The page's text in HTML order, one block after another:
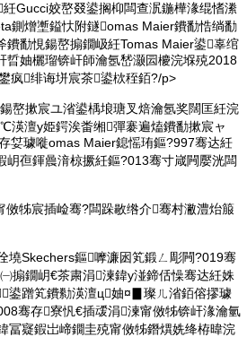
Gucci姣嶅叕鍙搁枊闆查泦鍦樺湪绲愭潫
鍘熷壍鎰忕附鐩omas Maier鐨勫悎绱勫
鐨勫悓鍚嶅搧鐗岋紝Tomas Maier鍙辜绾
妯欐瑠锛屽師瀹氬嵆灏囩櫦浣堢殑2018
疯绯诲垪宸茶鍙栨秷銆?/p>
嶅摗宸ユ渻鍙楀埌瑭叉焙瀹氬奖闊匡紝浣
渶澶у姫鍔涘畨缃彈褰遍熆鐨勫摗宸ャ
姇璩嘥omas Maier鎴愮珛鏂?997骞达紝
岄亱鍕曟湇椋撅紝鏂?013骞寸嵅闁嬮洸闆
傚牬宸插崄骞?闆跺敭绺介骞村潎澧炲箙
墝Skechers鏂嚤濂囦笂鍛ㄥ彫闁?019骞
搧鐗岄€茶粛涓湅鍏у湴鍗佸懆骞达紝姝
鍙蹭笂鐨勬渶澶ц妯¤▊璨ㄦ渻銆傛摎璩
骞存寮忛€插叆涓湅甯傚牬锛屽湪瀹氫
冨寲鍜岀崹鐗圭殑甯傚牬鐕熼姺绛栫暐浣